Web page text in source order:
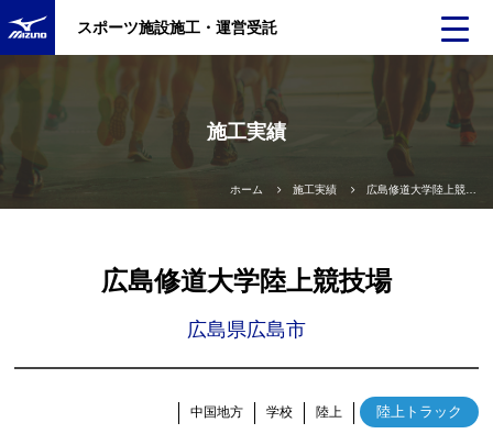
スポーツ施設施工・運営受託
施工実績
ホーム 施工実績
広島修道大学陸上競技場
広島県広島市
中国地方 学校 陸上 陸上トラック